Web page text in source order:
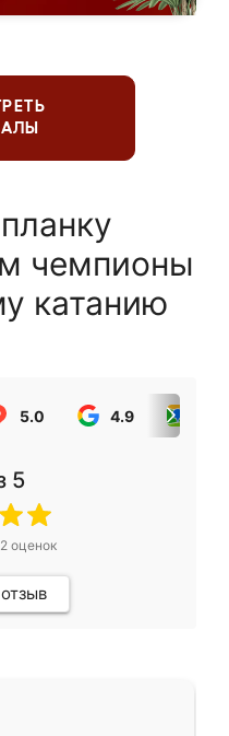
чемпионы
катанию
5.0 4.9
5
оценок